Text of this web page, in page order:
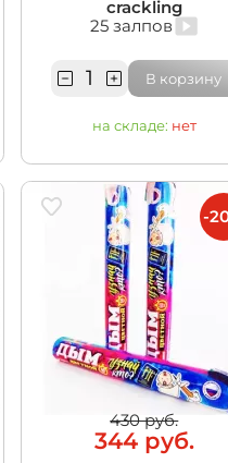
crackling
25 залпов
В корзину
на складе: нет
430 руб.
344 руб.
-